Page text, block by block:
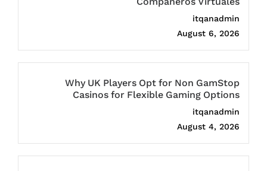
Compañeros Virtuales
itqanadmin
August 6, 2026
Why UK Players Opt for Non GamStop
Casinos for Flexible Gaming Options
itqanadmin
August 4, 2026